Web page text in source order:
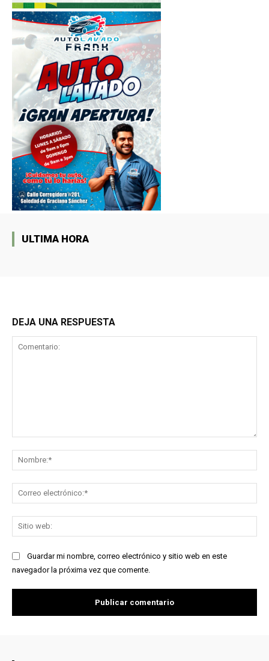
ULTIMA HORA
DEJA UNA RESPUESTA
Guardar mi nombre, correo electrónico y sitio web en este
navegador la próxima vez que comente.